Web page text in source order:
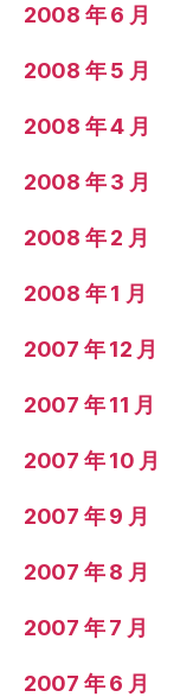
2008 年 6 月
2008 年 5 月
2008 年 4 月
2008 年 3 月
2008 年 2 月
2008 年 1 月
2007 年 12 月
2007 年 11 月
2007 年 10 月
2007 年 9 月
2007 年 8 月
2007 年 7 月
2007 年 6 月